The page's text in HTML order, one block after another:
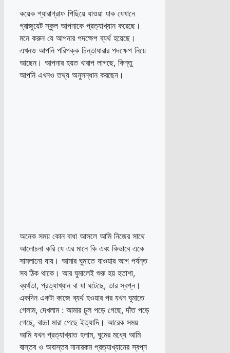
কয়েক প্যারাগ্রাফ পিছিয়ে যাওয়া যাক যেখানে
গ্রাজুয়েট স্কুল আপনাকে প্রত্যাখ্যান করেছে।
মনে করুন যে আপনার পদক্ষেপ ব্যর্থ হয়েছে।
এখনও আপনি পরিপক্ক চিন্তাধারার পদক্ষেপ নিয়ে
আছেন। আপনার হয়ত খারাপ লাগছে, কিন্তু
আপনি এখনও তথ্য অনুসন্ধান করছেন।
অনেক সময় কোন বাধা আসলে আমি নিজের সাথে
আলোচনা করি যে এর মানে কি এবং কিভাবে একে
সামলানো যায়। আমার ঘুমাতে যাওয়ার আগ পর্যন্ত
সব ঠিক থাকে। আর ঘুমালেই শুরু হয় হতাশা,
ব্যর্থতা, প্রত্যাখ্যান বা যা ঘটেছে, তার স্বপ্ন।
একদিন একটা কাজে ব্যর্থ হওয়ার পর যখন ঘুমাতে
গেলাম, দেখলাম : আমার চুল পড়ে গেছে, দাঁত পড়ে
গেছে, বাচ্চা মারা গেছে ইত্যাদি। আরেক সময়
আমি যখন প্রত্যাখ্যাত হলাম, ঘুমের মধ্যে আমি
বাস্তব ও অবাস্তব নানারকম প্রত্যাখ্যানের স্বপ্ন